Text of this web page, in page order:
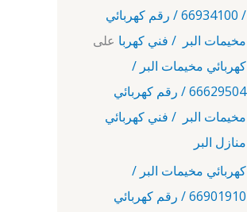
/ 66934100 / رقم كهربائي
مخيمات البر / فني كهربا على
كهربائي مخيمات البر /
66629504 / رقم كهربائي
مخيمات البر / فني كهربائي
منازل البر
كهربائي مخيمات البر /
66901910 / رقم كهربائي